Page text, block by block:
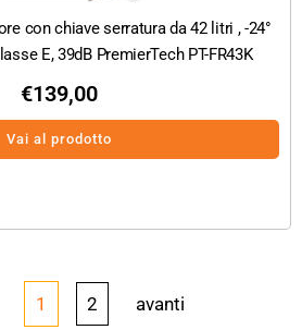
con chiave serratura da 42 litri , -24°
E, 39dB PremierTech PT-FR43K
€139,00
Vai al prodotto
1 2 avanti